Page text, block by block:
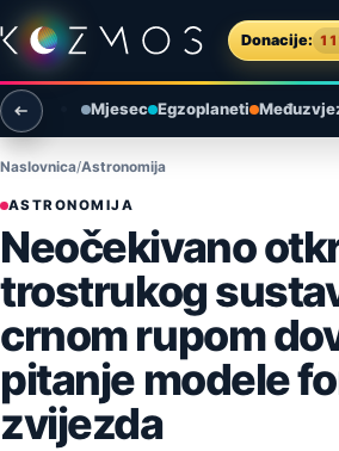
Preskoči na sadržaj
Donacije:
Otvori izbornik
Otvori pretragu
Mjesec Egzoplaneti
Naslovnica Astronomija
ASTRONOMIJA
Neočekivano
trostrukog
crnom rupom
pitanje modele
zvijezda